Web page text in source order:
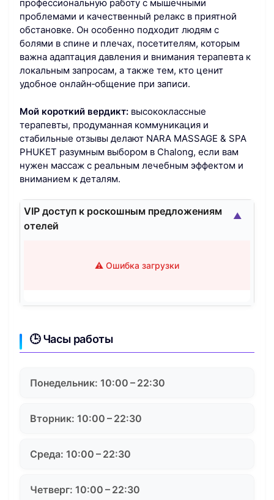
профессиональную работу с мышечными
проблемами и качественный релакс в приятной
обстановке. Он особенно подходит людям с
болями в спине и плечах, посетителям, которым
важна адаптация давления и внимания терапевта к
локальным запросам, а также тем, кто ценит
удобное онлайн‑общение при записи.
Мой короткий вердикт: высококлассные
терапевты, продуманная коммуникация и
стабильные отзывы делают NARA MASSAGE & SPA
PHUKET разумным выбором в Chalong, если вам
нужен массаж с реальным лечебным эффектом и
вниманием к деталям.
VIP доступ к роскошным предложениям
отелей
⚠️ Ошибка загрузки
▲
🕒 Часы работы
Понедельник: 10:00 – 22:30
Вторник: 10:00 – 22:30
Среда: 10:00 – 22:30
Четверг: 10:00 – 22:30